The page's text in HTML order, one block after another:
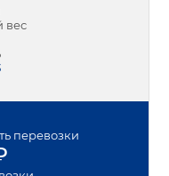
вес
перевозки